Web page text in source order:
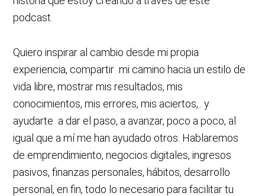
podcast.
Quiero inspirar al cambio desde mi propia
experiencia, compartir mi camino hacia un estilo de
vida libre, mostrar mis resultados, mis
conocimientos, mis errores, mis aciertos,.. y
ayudarte a dar el paso, a avanzar, poco a poco, al
igual que a mí me han ayudado otros. Hablaremos
de emprendimiento, negocios digitales, ingresos
pasivos, finanzas personales, hábitos, desarrollo
personal, en fin, todo lo necesario para facilitar tu